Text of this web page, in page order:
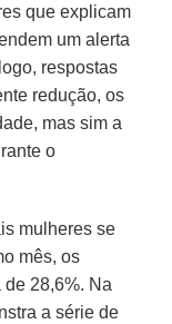
que explicam
um alerta
respostas
redução, os
mas sim a
o
mulheres se
mês, os
28,6%. Na
a série de